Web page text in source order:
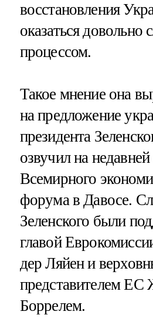
восстановления
оказаться
процессом.
Такое мнение она
на предложение
президента
озвучил на
Всемирного
форума в Давосе.
Зеленского были
главой
дер Ляйен и
представителем ЕС
Боррелем.